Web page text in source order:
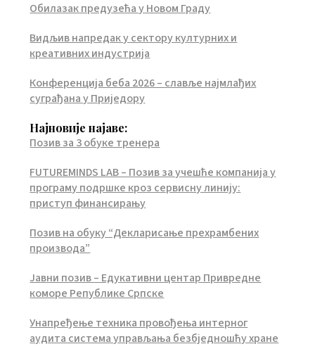
Обилазак предузећа у Новом Граду
Видљив напредак у сектору културних и
креативних индустрија
Конференција беба 2026 – славље најмлађих
суграђана у Приједору
Најновије најаве:
Позив за 3 обуке тренера
FUTUREMINDS LAB – Позив за учешће компанија у
програму подршке кроз сервисну линију:
приступ финансирању
Позив на обуку “Декларисање прехрамбених
производа”
Јавни позив – Едукативни центар Привредне
коморе Републике Српске
Унапређење техника провођења интерног
аудита система управљања безбједношћу хране